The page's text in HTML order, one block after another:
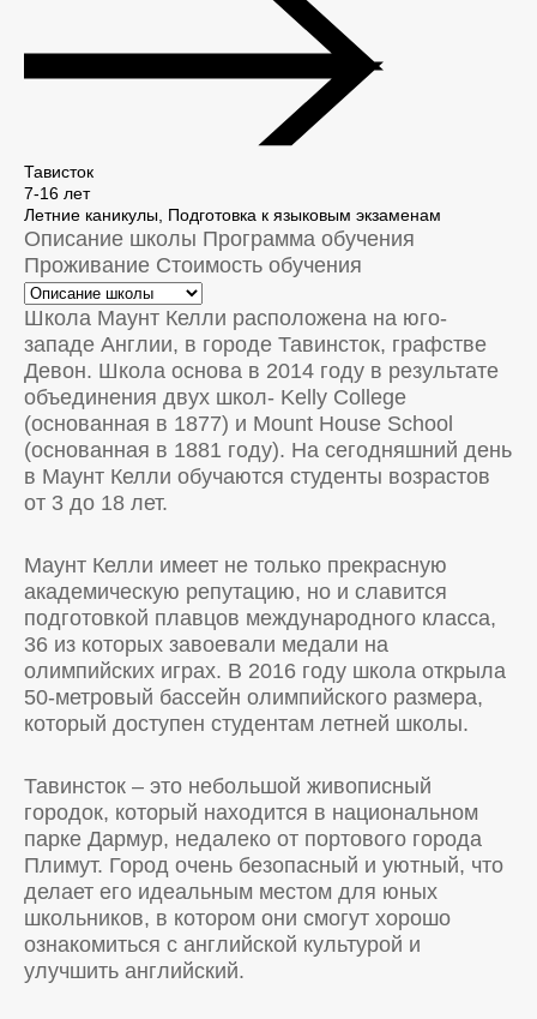
Тависток
7-16 лет
Летние каникулы, Подготовка к языковым экзаменам
Описание школы Программа обучения
Проживание Стоимость обучения
Школа Маунт Келли расположена на юго-
западе Англии, в городе Тавинсток, графстве
Девон. Школа основа в 2014 году в результате
объединения двух школ- Kelly College
(основанная в 1877) и Mount House School
(основанная в 1881 году). На сегодняшний день
в Маунт Келли обучаются студенты возрастов
от 3 до 18 лет.
Маунт Келли имеет не только прекрасную
академическую репутацию, но и славится
подготовкой плaвцов международного класса,
36 из которых завоевали медали на
олимпийских играх. В 2016 году школа открыла
50-метровый бассейн олимпийского размера,
который доступен студентам летней школы.
Тавинсток – это небольшой живописный
городок, который находится в национальном
парке Дармур, недалеко от портового города
Плимут. Город очень безопасный и уютный, что
делает его идеальным местом для юных
школьников, в котором они смогут хорошо
ознакомиться с английской культурой и
улучшить английский.